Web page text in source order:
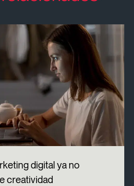
digital ya no
creatividad